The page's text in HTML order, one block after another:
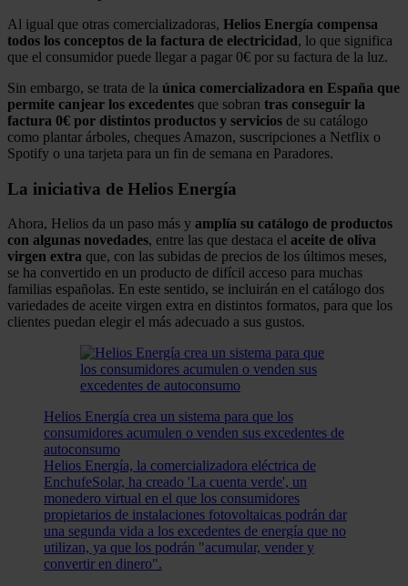
Al igual que otras comercializadoras, Helios Energía compensa
todos los conceptos de la factura de electricidad, lo que significa
que el consumidor puede llegar a pagar 0€ por su factura de la luz.
Sin embargo, se trata de la única comercializadora en España que
permite canjear los excedentes que sobran tras conseguir la
factura 0€ por distintos productos y servicios de su catálogo
como plantar árboles, cheques Amazon, suscripciones a Netflix o
Spotify o una tarjeta para un fin de semana en Paradores.
La iniciativa de Helios Energía
Ahora, Helios da un paso más y amplía su catálogo de productos
con algunas novedades, entre las que destaca el aceite de oliva
virgen extra que, con las subidas de precios de los últimos meses,
se ha convertido en un producto de difícil acceso para muchas
familias españolas. En este sentido, se incluirán en el catálogo dos
variedades de aceite virgen extra en distintos formatos, para que los
clientes puedan elegir el más adecuado a sus gustos.
Helios Energía crea un sistema para que los
consumidores acumulen o venden sus excedentes de
autoconsumo
Helios Energía, la comercializadora eléctrica de
EnchufeSolar, ha creado 'La cuenta verde', un
monedero virtual en el que los consumidores
propietarios de instalaciones fotovoltaicas podrán dar
una segunda vida a los excedentes de energía que no
utilizan, ya que los podrán "acumular, vender y
convertir en dinero".